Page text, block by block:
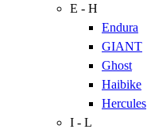
E - H
Endura
GIANT
Ghost
Haibike
Hercules
I - L